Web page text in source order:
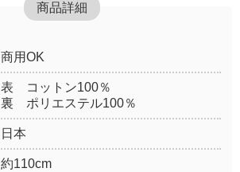
商品詳細
商用OK
表 コットン100％
裏 ポリエステル100％
日本
約110cm